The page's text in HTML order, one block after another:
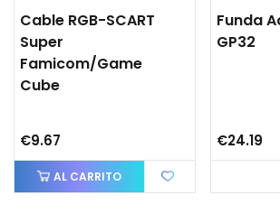
Cable RGB-SCART
Super
Famicom/Game
Cube
€9.67
AL CARRITO
Funda
GP32
€24.19